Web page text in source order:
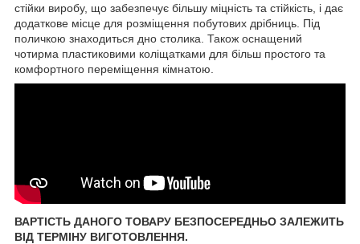
стійки виробу, що забезпечує більшу міцність та стійкість, і дає
додаткове місце для розміщення побутових дрібниць. Під
поличкою знаходиться дно столика. Також оснащений
чотирма пластиковими коліщатками для більш простого та
комфортного переміщення кімнатою.
ВАРТІСТЬ ДАНОГО ТОВАРУ БЕЗПОСЕРЕДНЬО ЗАЛЕЖИТЬ
ВІД ТЕРМІНУ ВИГОТОВЛЕННЯ.